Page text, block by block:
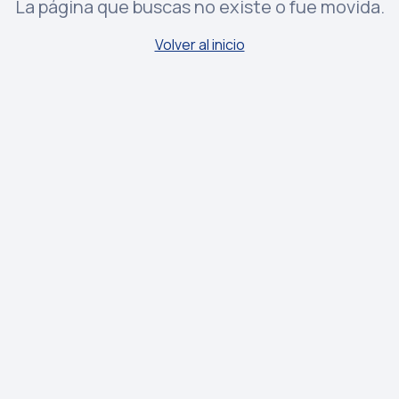
La página que buscas no existe o fue movida.
Volver al inicio